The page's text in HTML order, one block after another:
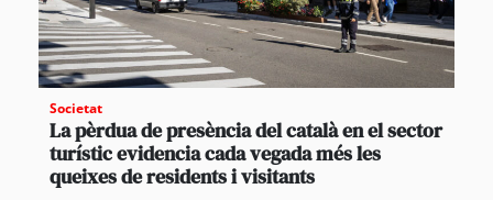
Societat
La pèrdua de presència del català en el sector
turístic evidencia cada vegada més les
queixes de residents i visitants